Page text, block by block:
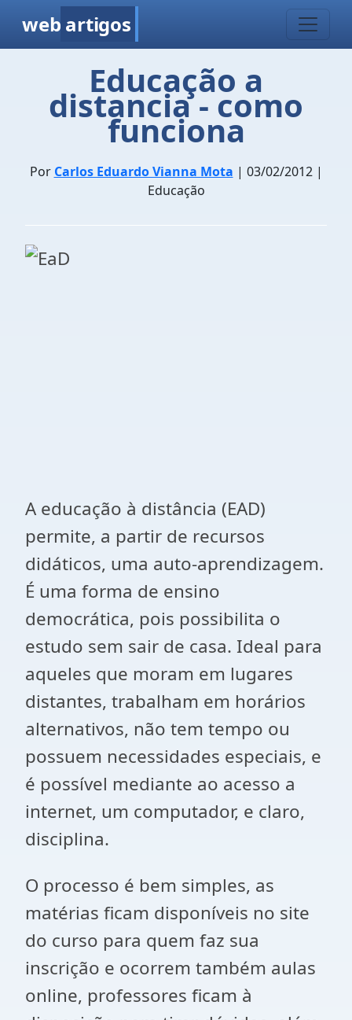
web artigos
Educação a
distancia - como
funciona
Por Carlos Eduardo Vianna Mota | 03/02/2012 |
Educação
A educação à distância (EAD)
permite, a partir de recursos
didáticos, uma auto-aprendizagem.
É uma forma de ensino
democrática, pois possibilita o
estudo sem sair de casa. Ideal para
aqueles que moram em lugares
distantes, trabalham em horários
alternativos, não tem tempo ou
possuem necessidades especiais, e
é possível mediante ao acesso a
internet, um computador, e claro,
disciplina.
O processo é bem simples, as
matérias ficam disponíveis no site
do curso para quem faz sua
inscrição e ocorrem também aulas
online, professores ficam à